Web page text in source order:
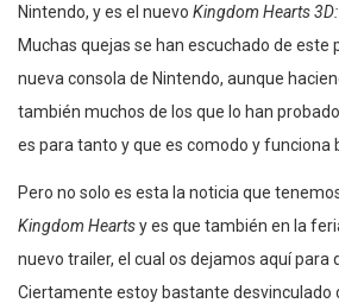
Nintendo, y es el nuevo Kingdom Hearts
Muchas quejas se han escuchado de este
nueva consola de Nintendo, aunque
también muchos de los que lo han
es para tanto y que es comodo y funciona
Pero no solo es esta la noticia que
Kingdom Heartsy es que también en la
nuevo trailer, el cual os dejamos aquí para
Ciertamente estoy bastante desvinculado